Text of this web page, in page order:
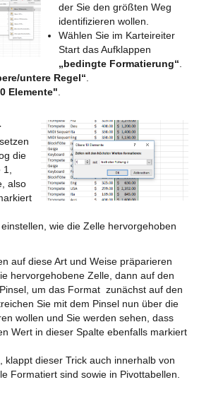
der Sie den größten Weg
identifizieren wollen.
Wählen Sie im Karteireiter
Start das Aufklappen
„bedingte Formatierung“
untere Regel“
Elemente"
die
also
wie die Zelle hervorgehoben
auf diese Art und Weise präparieren
hervorgehobene Zelle, dann auf den
um das Format zunächst auf den
Sie mit dem Pinsel nun über die
wollen und Sie werden sehen, dass
Wert in dieser Spalte ebenfalls markiert
klappt dieser Trick auch innerhalb von
Formatiert sind sowie in Pivottabellen.